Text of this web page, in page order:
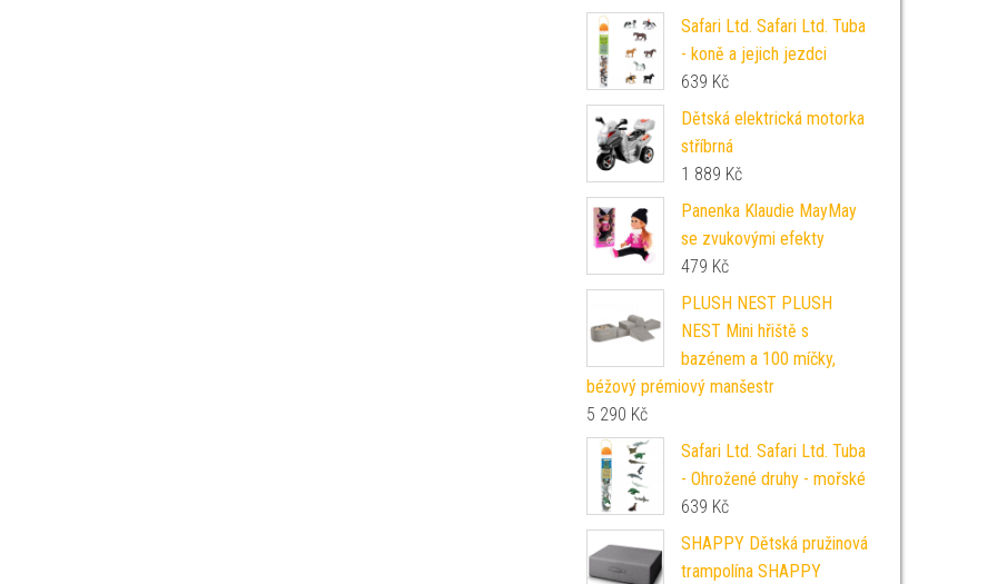
Safari Ltd. Safari Ltd. Tuba
- koně a jejich jezdci
639 Kč
Dětská elektrická motorka
stříbrná
1 889 Kč
Panenka Klaudie MayMay
se zvukovými efekty
479 Kč
PLUSH NEST PLUSH
NEST Mini hřiště s
bazénem a 100 míčky,
béžový prémiový manšestr
5 290 Kč
Safari Ltd. Safari Ltd. Tuba
- Ohrožené druhy - mořské
639 Kč
SHAPPY Dětská pružinová
trampolína SHAPPY